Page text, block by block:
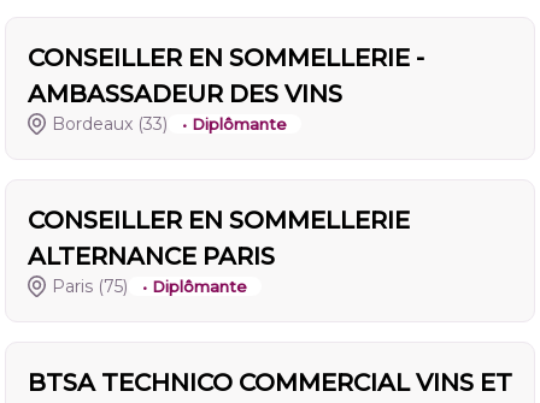
CONSEILLER EN SOMMELLERIE -
AMBASSADEUR DES VINS
Bordeaux (33) • Diplômante
CONSEILLER EN SOMMELLERIE
ALTERNANCE PARIS
Paris (75) • Diplômante
BTSA TECHNICO COMMERCIAL VINS ET